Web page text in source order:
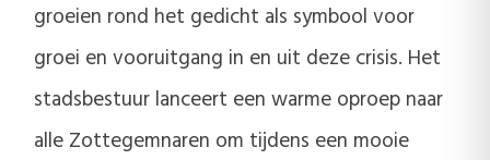
groeien rond het gedicht als symbool voor
groei en vooruitgang in en uit deze crisis. Het
stadsbestuur lanceert een warme oproep naar
alle Zottegemnaren om tijdens een mooie